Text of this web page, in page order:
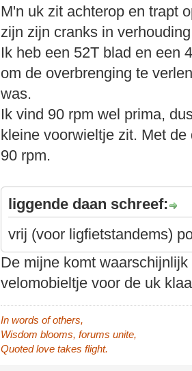
M'n uk zit achterop en trapt
zijn zijn cranks in
Ik heb een 52T blad en een
om de overbrenging te
was.
Ik vind 90 rpm wel prima,
kleine voorwieltje zit. Met
90 rpm.
liggende daan schreef:
vrij (voor ligfietstandems)
De mijne komt
velomobieltje voor de uk
In words of others,
Wisdom blooms, forums unite,
Quoted love takes flight.